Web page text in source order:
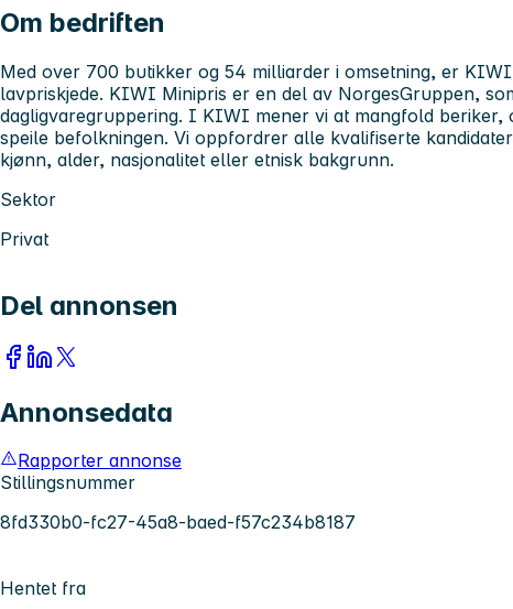
Om bedriften
Med over 700 butikker og 54 milliarder i omsetning, er
lavpriskjede. KIWI Minipris er en del av NorgesGruppen,
dagligvaregruppering. I KIWI mener vi at mangfold beriker,
speile befolkningen. Vi oppfordrer alle kvalifiserte
kjønn, alder, nasjonalitet eller etnisk bakgrunn.
Sektor
Privat
Del annonsen
Annonsedata
Rapporter annonse
Stillingsnummer
8fd330b0-fc27-45a8-baed-f57c234b8187
Hentet fra